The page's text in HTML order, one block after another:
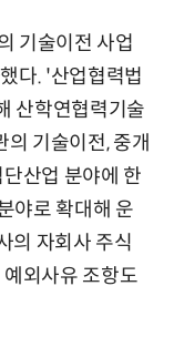
기술이전 사업
다. '산업협력법
산학연협력기술
기술이전, 중개
산업 분야에 한
야로 확대해 운
의 자회사 주식
외사유 조항도